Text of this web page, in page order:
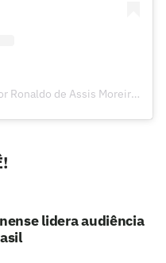
Uma publicação compartilhada por Ronaldo de Assis Moreira (@ronaldinho)
lidera audiência